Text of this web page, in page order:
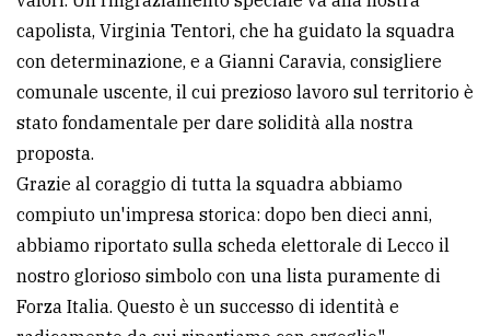
PRIVACY
Privacy
policy
Cookie
policy
capolista, Virginia Tentori, che ha guidato la squadra
con determinazione, e a Gianni Caravia, consigliere
comunale uscente, il cui prezioso lavoro sul territorio è
stato fondamentale per dare solidità alla nostra
proposta.
Grazie al coraggio di tutta la squadra abbiamo
compiuto un'impresa storica: dopo ben dieci anni,
abbiamo riportato sulla scheda elettorale di Lecco il
nostro glorioso simbolo con una lista puramente di
Forza Italia. Questo è un successo di identità e